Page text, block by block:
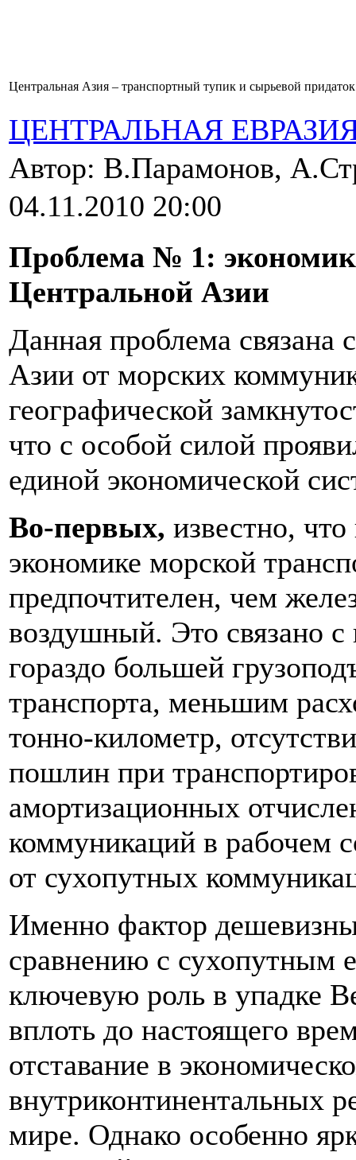
Центральная Азия – транспортный тупик и сырьевой
ЦЕНТРАЛЬНАЯ
Автор: В.Парамонов,
04.11.2010 20:00
Проблема № 1:
Центральной Азии
Данная проблема связана
Азии от морских
географической
что с особой силой
единой экономической
Во-первых, известно,
экономике морской
предпочтителен, чем
воздушный. Это связано
гораздо большей
транспорта, меньшим
тонно-километр,
пошлин при
амортизационных
коммуникаций в рабочем
от сухопутных
Именно фактор
сравнению с сухопутным
ключевую роль в упадке
вплоть до настоящего
отставание в
внутриконтинентальных
мире. Однако особенно